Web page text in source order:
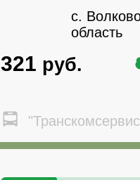
с.
область
321 руб.